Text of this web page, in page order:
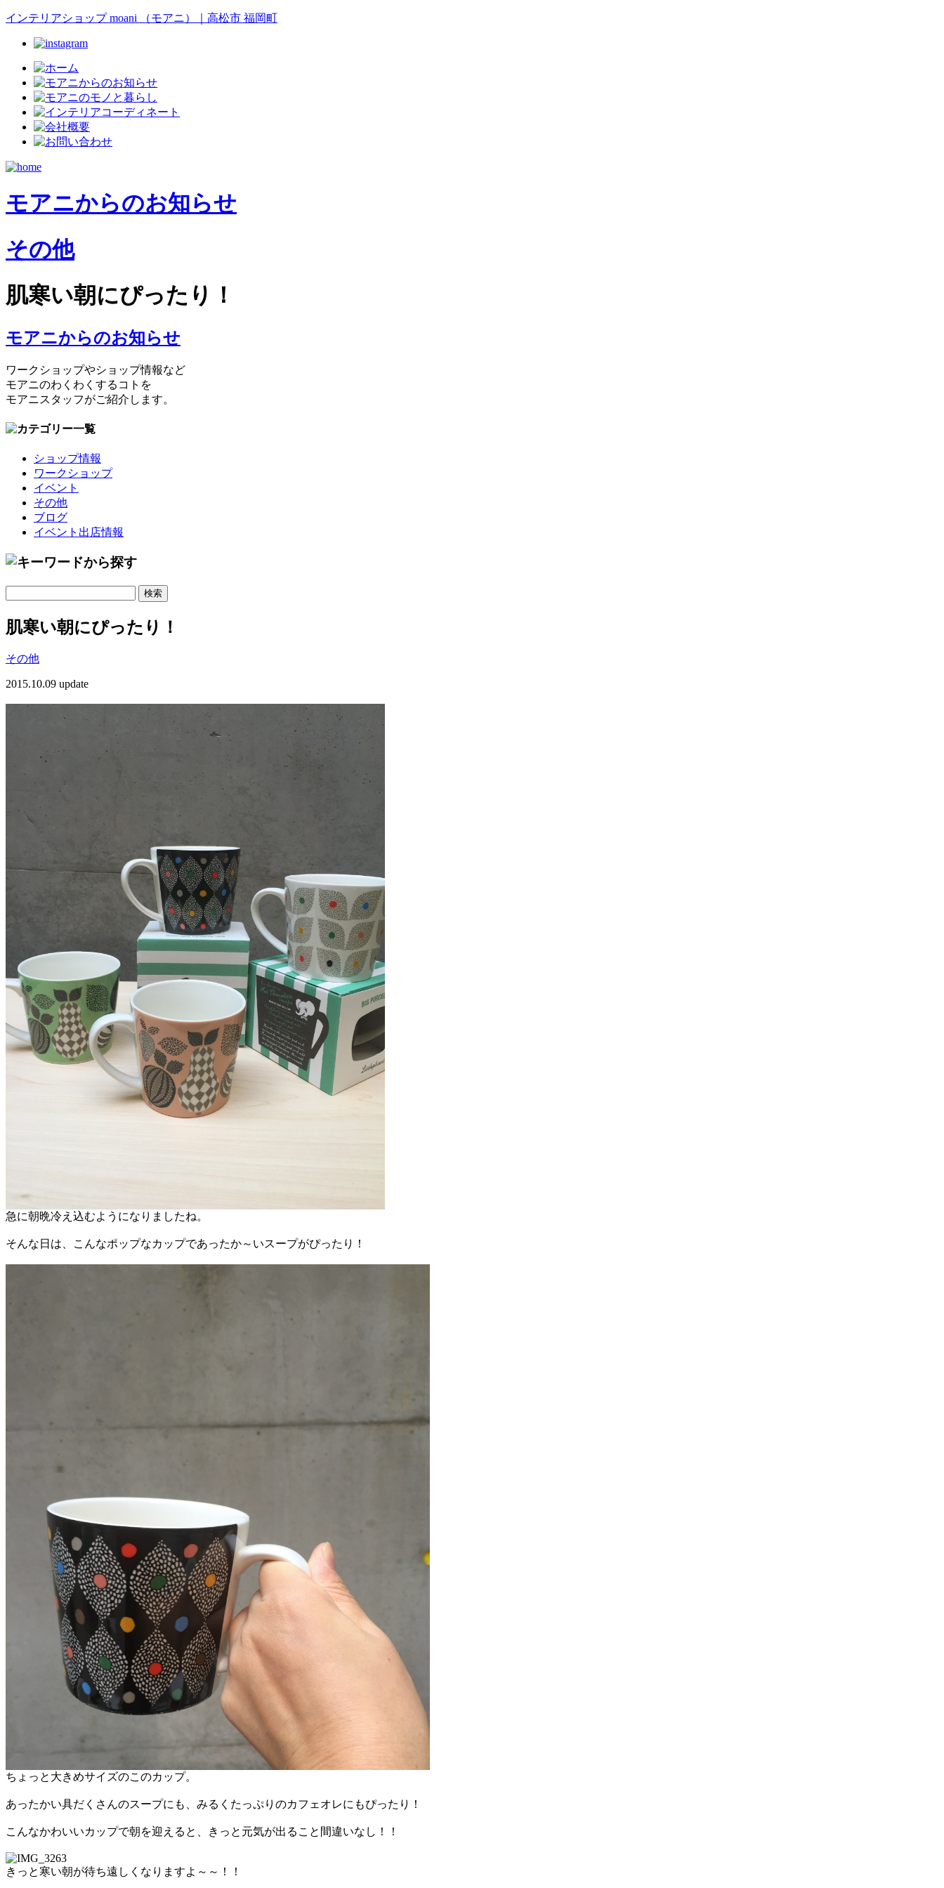
インテリアショップ moani （モアニ）｜高松市 福岡町
モアニからのお知らせ
その他
肌寒い朝にぴったり！
モアニからのお知らせ
ワークショップやショップ情報など
モアニのわくわくするコトを
モアニスタッフがご紹介します。
ショップ情報
ワークショップ
イベント
その他
ブログ
イベント出店情報
肌寒い朝にぴったり！
その他
2015.10.09 update
急に朝晩冷え込むようになりましたね。
そんな日は、こんなポップなカップであったか～いスープがぴったり！
ちょっと大きめサイズのこのカップ。
あったかい具だくさんのスープにも、みるくたっぷりのカフェオレにもぴったり！
こんなかわいいカップで朝を迎えると、きっと元気が出ること間違いなし！！
きっと寒い朝が待ち遠しくなりますよ～～！！